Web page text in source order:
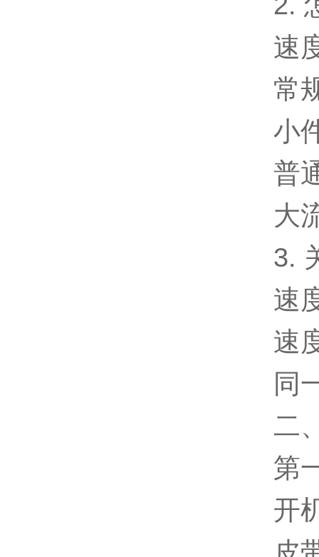
速
常
小
普
大
3.
速
速
同
二
第
开